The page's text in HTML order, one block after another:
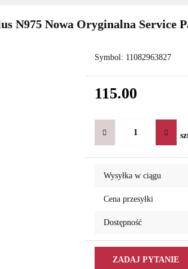
N975 Nowa Oryginalna Service
Symbol: 11082963827
115.00
Wysyłka w ciągu
Cena przesyłki
Dostępność
ZADAJ PYTANIE